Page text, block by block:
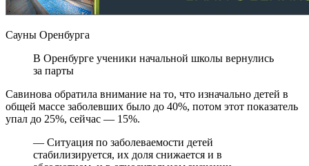
Сауны Оренбурга
В Оренбурге ученики начальной школы вернулись
за парты
Савинова обратила внимание на то, что изначально детей в
общей массе заболевших было до 40%, потом этот показатель
упал до 25%, сейчас — 15%.
— Ситуация по заболеваемости детей
стабилизируется, их доля снижается и в